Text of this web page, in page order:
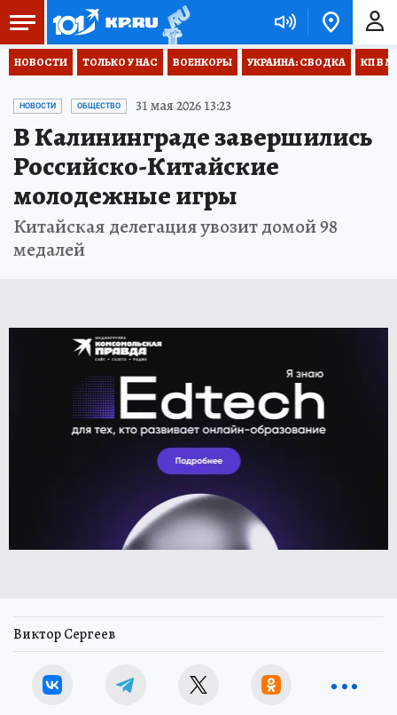
НОВОСТИ ТОЛЬКО У НАС ВОЕНКОРЫ УКРАИНА: СВОДКА КП В
НОВОСТИ ОБЩЕСТВО 31 мая 2026 13:23
В Калининграде завершились
Российско-Китайские
молодежные игры
Китайская делегация увозит домой 98
медалей
Виктор Сергеев